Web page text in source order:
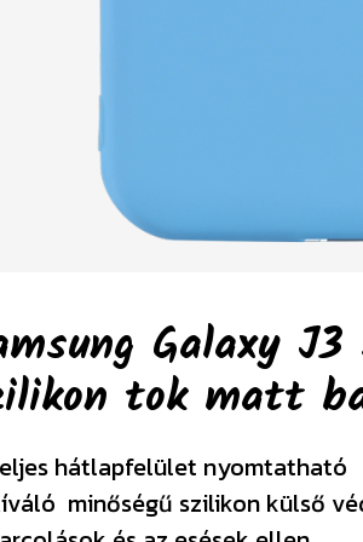
Galaxy
tok matt
hátlapfelület nyomtatható
minőségű szilikon külső